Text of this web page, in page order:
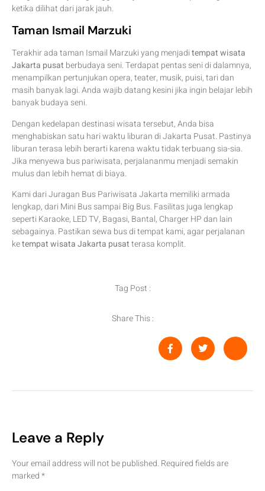
ketika dilihat dari jarak jauh.
Taman Ismail Marzuki
Terakhir ada taman Ismail Marzuki yang menjaditempat wisata
Jakarta pusat berbudaya seni. Terdapat pentas seni di dalamnya,
menampilkan pertunjukan opera, teater, musik, puisi, tari dan
masih banyak lagi. Anda wajib datang kesini jika ingin belajar lebih
banyak budaya seni.
Dengan kedelapan destinasi wisata tersebut, Anda bisa
menghabiskan satu hari waktu liburan di Jakarta Pusat. Pastinya
liburan terasa lebih berarti karena waktu tidak terbuang sia-sia.
Jika menyewa bus pariwisata, perjalananmu menjadi semakin
mulus dan lebih hemat di biaya.
Kami dari Juragan Bus Pariwisata Jakarta memiliki armada
lengkap, dari Mini Bus sampai Big Bus. Fasilitas juga lengkap
seperti Karaoke, LED TV, Bagasi, Bantal, Charger HP dan lain
sebagainya. Pastikan sewa bus di tempat kami, agar perjalanan
ketempat wisata Jakarta pusatterasa komplit.
Tag Post :
Share This :
Leave a Reply
Your email address will not be published. Required fields are
marked*